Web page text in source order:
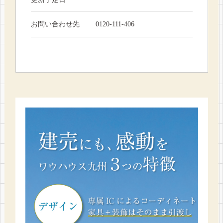
お問い合わせ先 0120-111-406